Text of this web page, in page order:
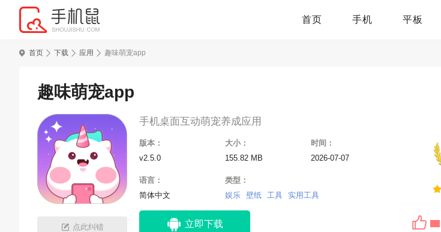
首页 手机 平板
首页 下载 应用 趣味萌宠app
趣味萌宠app
点此纠错
手机桌面互动萌宠养成应用
版本：
v2.5.0
大小：
155.82 MB
时间：
2026-07-07
语言：
简体中文
类型：
娱乐
壁纸 工具 实用工具
立即下载